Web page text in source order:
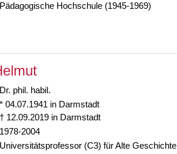
Pädagogische Hochschule (1945-1969)
Dr. phil. habil.
* 04.07.1941 in Darmstadt
† 12.09.2019 in Darmstadt
1978-2004
Universitätsprofessor (C3) für Alte Geschichte